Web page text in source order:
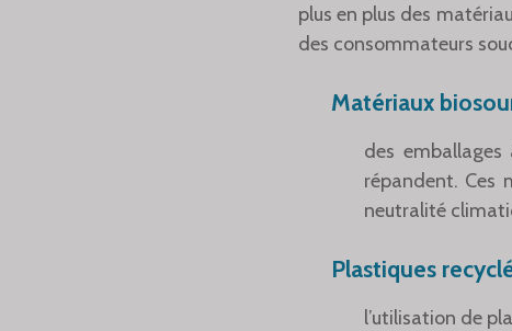
plus en plus des
des consommateurs
Matériaux
des
répandent. Ces
neutralité
Plastiques
l’utilisation de